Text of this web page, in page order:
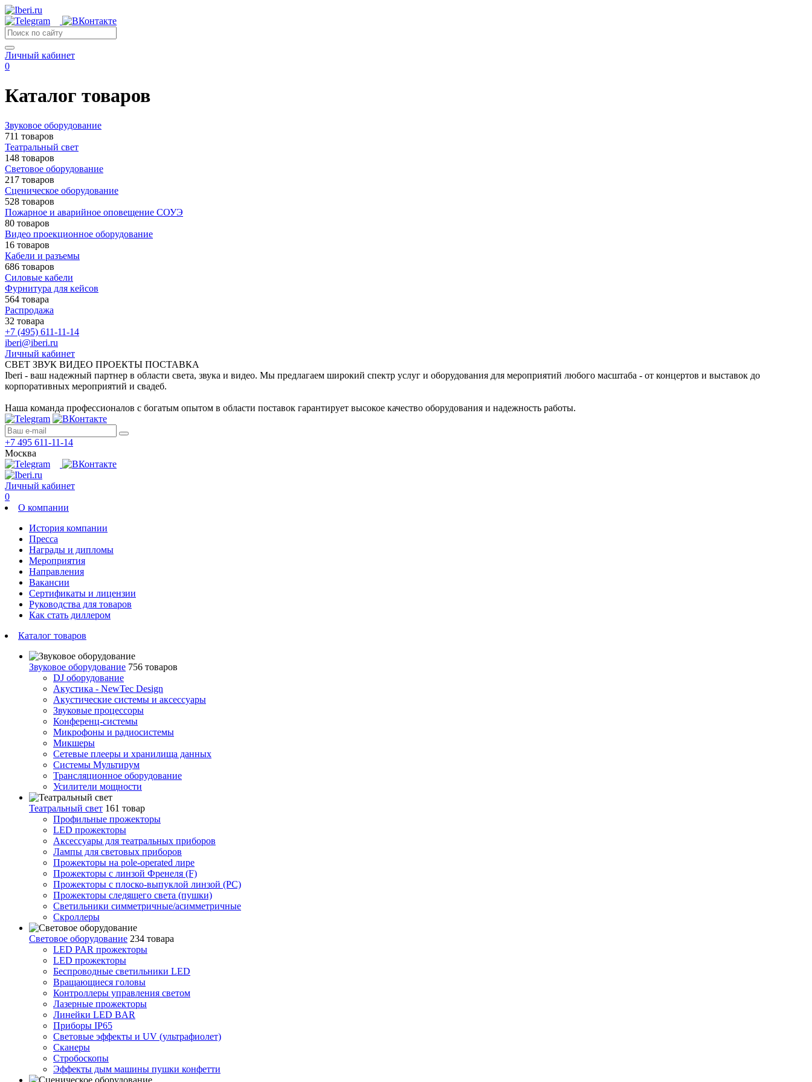
Личный кабинет
0
Каталог товаров
Звуковое оборудование
711 товаров
Театральный свет
148 товаров
Световое оборудование
217 товаров
Сценическое оборудование
528 товаров
Пожарное и аварийное оповещение СОУЭ
80 товаров
Видео проекционное оборудование
16 товаров
Кабели и разъемы
686 товаров
Силовые кабели
Фурнитура для кейсов
564 товара
Распродажа
32 товара
+7 (495) 611-11-14
iberi@iberi.ru
Личный кабинет
СВЕТ ЗВУК ВИДЕО ПРОЕКТЫ ПОСТАВКА
Iberi - ваш надежный партнер в области света, звука и видео. Мы предлагаем широкий спектр услуг и оборудования для мероприятий любого масштаба - от концертов и выставок до
корпоративных мероприятий и свадеб.
Наша команда профессионалов с богатым опытом в области поставок гарантирует высокое качество оборудования и надежность работы.
+7 495 611-11-14
Москва
Личный кабинет
0
О компании
История компании
Пресса
Награды и дипломы
Мероприятия
Направления
Вакансии
Сертификаты и лицензии
Руководства для товаров
Как стать диллером
Каталог товаров
Звуковое оборудование 756 товаров
DJ оборудование
Акустика - NewTec Design
Акустические системы и аксессуары
Звуковые процессоры
Конференц-системы
Микрофоны и радиосистемы
Микшеры
Сетевые плееры и хранилища данных
Системы Мультирум
Трансляционное оборудование
Усилители мощности
Театральный свет 161 товар
Профильные прожекторы
LED прожекторы
Аксессуары для театральных приборов
Лампы для световых приборов
Прожекторы на pole-operated лире
Прожекторы с линзой Френеля (F)
Прожекторы с плоско-выпуклой линзой (PC)
Прожекторы следящего света (пушки)
Светильники симметричные/асимметричные
Скроллеры
Световое оборудование 234 товара
LED PAR прожекторы
LED прожекторы
Беспроводные светильники LED
Вращающиеся головы
Контроллеры управления светом
Лазерные прожекторы
Линейки LED BAR
Приборы IP65
Световые эффекты и UV (ультрафиолет)
Сканеры
Стробоскопы
Эффекты дым машины пушки конфетти